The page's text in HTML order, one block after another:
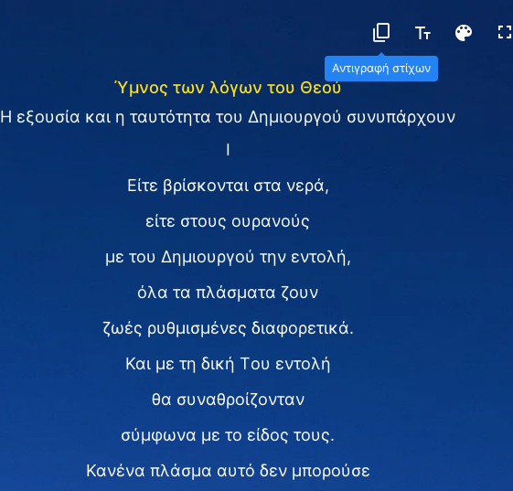
Αντιγραφή στίχων
Ύμνος των λόγων του Θεού
Η εξουσία και η ταυτότητα του Δημιουργού συνυπάρχουν
I
Είτε βρίσκονται στα νερά,
είτε στους ουρανούς
με του Δημιουργού την εντολή,
όλα τα πλάσματα ζουν
ζωές ρυθμισμένες διαφορετικά.
Και με τη δική Tου εντολή
θα συναθροίζονταν
σύμφωνα με το είδος τους.
Κανένα πλάσμα αυτό δεν μπορούσε